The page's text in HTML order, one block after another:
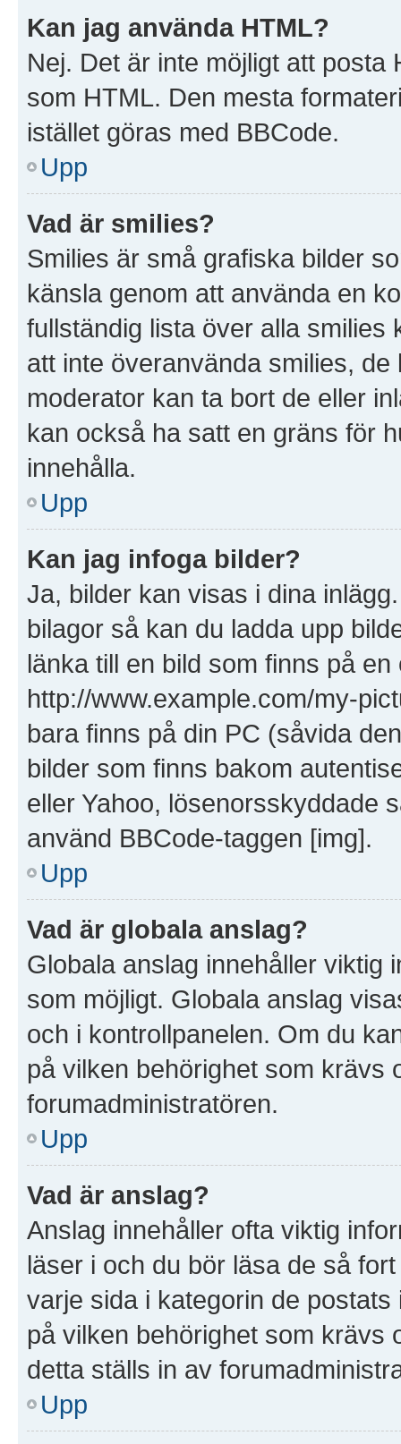
Kan jag använda HTML?
Nej. Det är inte möjligt att
som HTML. Den mesta
istället göras med BBCode.
Upp
Vad är smilies?
Smilies är små grafiska bilder
känsla genom att använda en
fullständig lista över alla
att inte överanvända smilies,
moderator kan ta bort de eller
kan också ha satt en gräns för
innehålla.
Upp
Kan jag infoga bilder?
Ja, bilder kan visas i dina
bilagor så kan du ladda upp
länka till en bild som finns på
http://www.example.com/my-
bara finns på din PC (såvida
bilder som finns bakom
eller Yahoo, lösenorsskyddade
använd BBCode-taggen [img].
Upp
Vad är globala anslag?
Globala anslag innehåller viktig
som möjligt. Globala anslag
och i kontrollpanelen. Om du
på vilken behörighet som krävs
forumadministratören.
Upp
Vad är anslag?
Anslag innehåller ofta viktig
läser i och du bör läsa de så
varje sida i kategorin de
på vilken behörighet som krävs
detta ställs in av
Upp